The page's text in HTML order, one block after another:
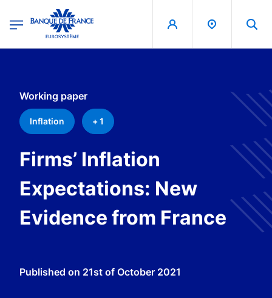
Banque de France - Menu Principal
Working paper
Inflation + 1
Firms’ Inflation
Expectations: New
Evidence from France
Published on 21st of October 2021